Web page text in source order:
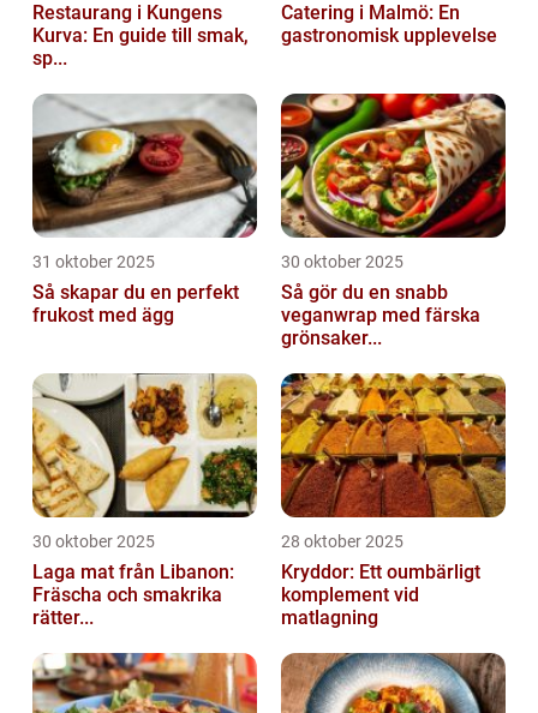
Restaurang i Kungens
Kurva: En guide till smak,
sp...
Catering i Malmö: En
gastronomisk upplevelse
31 oktober 2025
Så skapar du en perfekt
frukost med ägg
30 oktober 2025
Så gör du en snabb
veganwrap med färska
grönsaker...
30 oktober 2025
Laga mat från Libanon:
Fräscha och smakrika
rätter...
28 oktober 2025
Kryddor: Ett oumbärligt
komplement vid
matlagning